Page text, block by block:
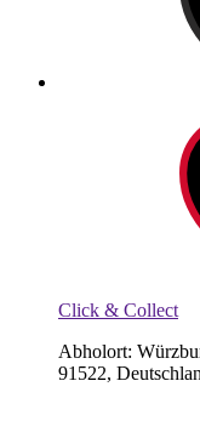
Click & Collect
Abholort:
91522,